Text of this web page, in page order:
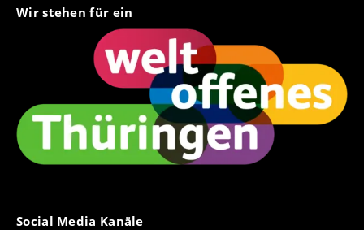
Wir stehen für ein
Social Media Kanäle